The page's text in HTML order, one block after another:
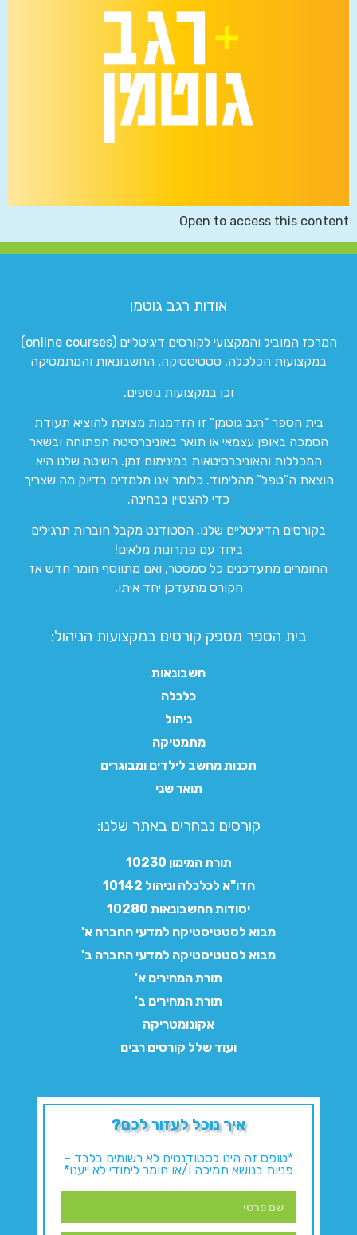
Open to access this content
אודות רגב גוטמן
המרכז המוביל והמקצועי לקורסים דיגיטליים (online courses)
במקצועות הכלכלה, סטטיסטיקה, החשבונאות והמתמטיקה
וכן במקצועות נוספים.
בית הספר “רגב גוטמן” זו הזדמנות מצוינת להוציא תעודת
הסמכה באופן עצמאי או תואר באוניברסיטה הפתוחה ובשאר
המכללות והאוניברסיטאות במינימום זמן. השיטה שלנו היא
הוצאת ה”טפל” מהלימוד. כלומר אנו מלמדים בדיוק מה שצריך
כדי להצטיין בבחינה.
בקורסים הדיגיטליים שלנו, הסטודנט מקבל חוברות תרגילים
ביחד עם פתרונות מלאים!
החומרים מתעדכנים כל סמסטר, ואם מתווסף חומר חדש אז
הקורס מתעדכן יחד איתו.
בית הספר מספק קורסים במקצועות הניהול:
חשבונאות
כלכלה
ניהול
מתמטיקה
תכנות מחשב לילדים ומבוגרים
תואר שני
קורסים נבחרים באתר שלנו:​
תורת המימון 10230
חדו"א לכלכלה וניהול 10142
יסודות החשבונאות 10280
מבוא לסטטיסטיקה למדעי החברה א'
מבוא לסטטיסטיקה למדעי החברה ב'
תורת המחירים א'
תורת המחירים ב'
אקונומטריקה
ועוד שלל קורסים רבים
איך נוכל לעזור לכם?
*טופס זה הינו לסטודנטים לא רשומים בלבד –
פניות בנושא תמיכה ו/או חומר לימודי לא ייענו*